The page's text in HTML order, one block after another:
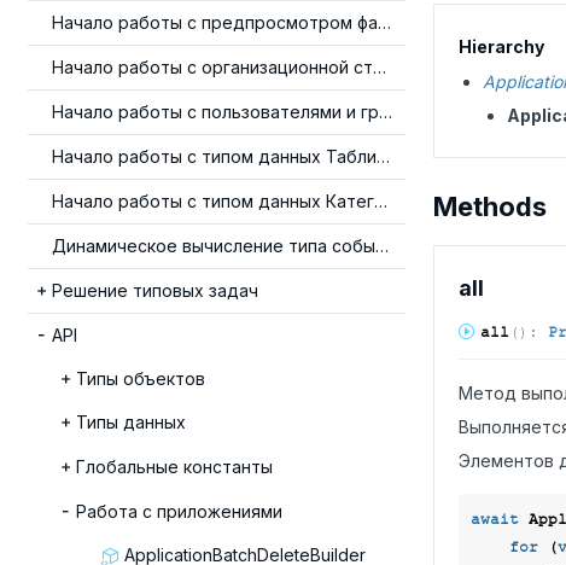
Начало работы с предпросмотром файлов
Начало работы с организационной структурой
Начало работы с пользователями и группами
Начало работы с типом данных Таблица
Начало работы с типом данных Категория
Динамическое вычисление типа события
Решение типовых задач
API
Типы объектов
Типы данных
Глобальные константы
Работа с приложениями
ApplicationBatchDeleteBuilder
Hierarchy
Methods
all
all ( ) :
Метод
Элементов
await
for (